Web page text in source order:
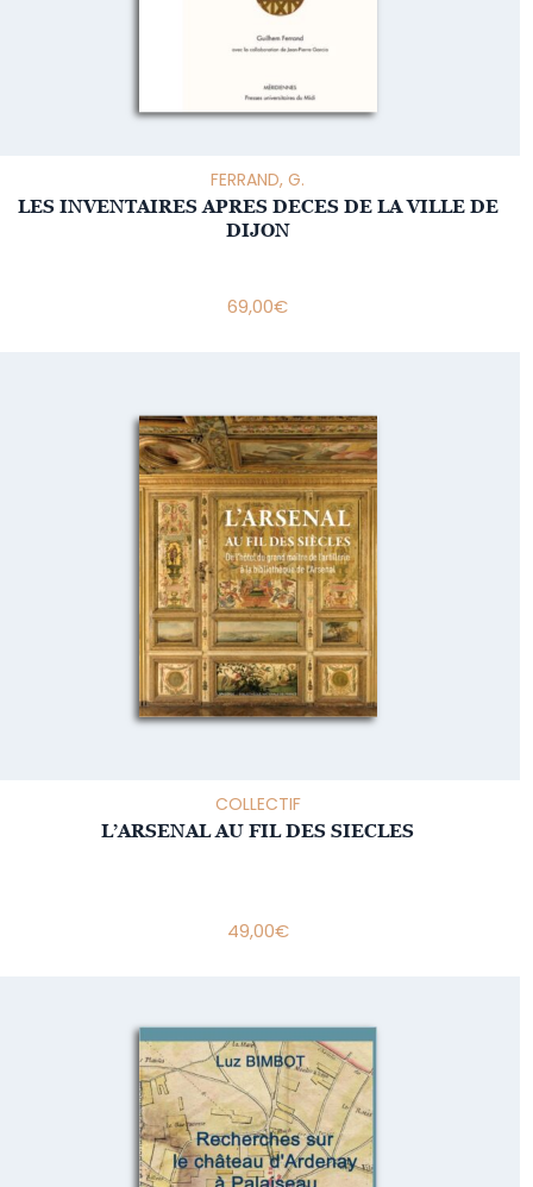
FERRAND, G.
LES INVENTAIRES APRES DECES DE LA VILLE DE
DIJON
69,00€
COLLECTIF
L’ARSENAL AU FIL DES SIECLES
49,00€